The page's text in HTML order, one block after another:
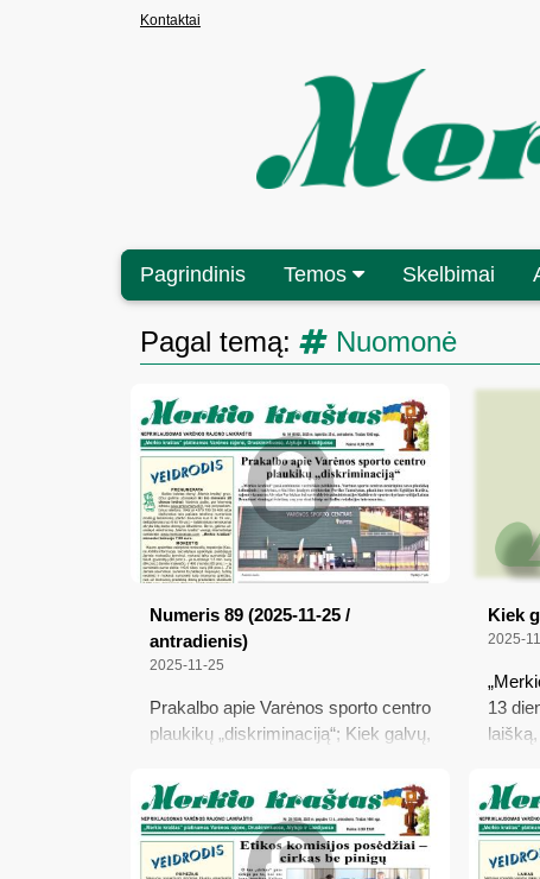
Kontaktai
Pagrindinis Temos Skelbimai
Pagal temą: Nuomonė
Numeris 89 (2025-11-25 /
antradienis)
2025-11-25
Prakalbo apie Varėnos sporto centro
plaukikų „diskriminaciją“; Kiek galvų,
dienos internete; Suvienodinama
atostogų socialiniams darbuotojams
trukmė; Seimas leido medikams
konsultuoti iš nutolusios darbo
Kiek
2025-
13
LNK
tema